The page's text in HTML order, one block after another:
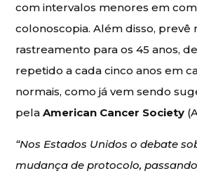
com intervalos menores em
colonoscopia. Além disso, prevê
rastreamento para os 45 anos,
repetido a cada cinco anos em
normais, como já vem sendo
pelaAmerican Cancer Society
“Nos Estados Unidos o debate
mudança de protocolo,